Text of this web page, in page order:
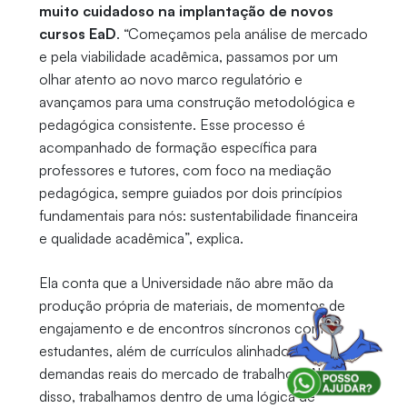
muito cuidadoso na implantação de novos
cursos EaD. “Começamos pela análise de mercado
e pela viabilidade acadêmica, passamos por um
olhar atento ao novo marco regulatório e
avançamos para uma construção metodológica e
pedagógica consistente. Esse processo é
acompanhado de formação específica para
professores e tutores, com foco na mediação
pedagógica, sempre guiados por dois princípios
fundamentais para nós: sustentabilidade financeira
e qualidade acadêmica”, explica.
Ela conta que a Universidade não abre mão da
produção própria de materiais, de momentos de
engajamento e de encontros síncronos com os
estudantes, além de currículos alinhados às
demandas reais do mercado de trabalho. “Além
disso, trabalhamos dentro de uma lógica de